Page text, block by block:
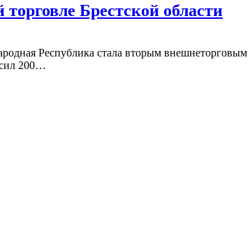
Брестской области
Республика стала вторым внешнеторговым
200…